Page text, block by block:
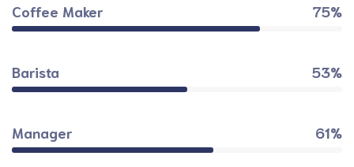
Coffee Maker 75%
Barista 53%
Manager 61%